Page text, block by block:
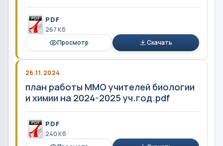
PDF
267 Кб
Просмотр
Скачать
26.11.2024
план работы ММО учителей биологии
и химии на 2024-2025 уч.год.pdf
PDF
240 Кб